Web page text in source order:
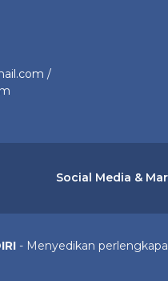
/
Social Media &
- Menyedikan